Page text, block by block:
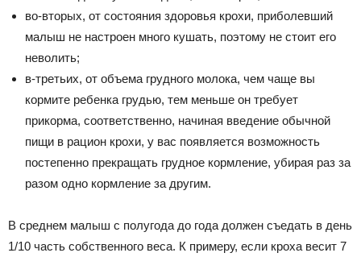
во-вторых, от состояния здоровья крохи, приболевший
малыш не настроен много кушать, поэтому не стоит его
неволить;
в-третьих, от объема грудного молока, чем чаще вы
кормите ребенка грудью, тем меньше он требует
прикорма, соответственно, начиная введение обычной
пищи в рацион крохи, у вас появляется возможность
постепенно прекращать грудное кормление, убирая раз за
разом одно кормление за другим.
В среднем малыш с полугода до года должен съедать в день
1/10 часть собственного веса. К примеру, если кроха весит 7